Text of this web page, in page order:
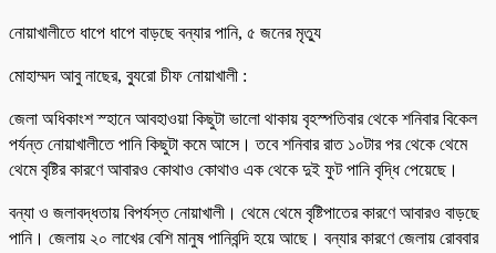
নোয়াখালীতে ধাপে ধাপে বাড়ছে বন্যার পানি, ৫ জনের মৃত্যু
মোহাম্মদ আবু নাছের, ব্যুরো চীফ নোয়াখালী :
জেলা অধিকাংশ স্হানে আবহাওয়া কিছুটা ভালো থাকায় বৃহস্পতিবার থেকে শনিবার বিকেল
পর্যন্ত নোয়াখালীতে পানি কিছুটা কমে আসে। তবে শনিবার রাত ১০টার পর থেকে থেমে
থেমে বৃষ্টির কারণে আবারও কোথাও কোথাও এক থেকে দুই ফুট পানি বৃদ্ধি পেয়েছে।
বন্যা ও জলাবদ্ধতায় বিপর্যস্ত নোয়াখালী। থেমে থেমে বৃষ্টিপাতের কারণে আবারও বাড়ছে
পানি। জেলায় ২০ লাখের বেশি মানুষ পানিবন্দি হয়ে আছে। বন্যার কারণে জেলায় রোববার